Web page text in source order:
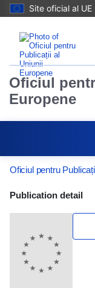
Site oficial al UE
Oficiul
Europene
Oficiul pentru
Publication
Publication detail